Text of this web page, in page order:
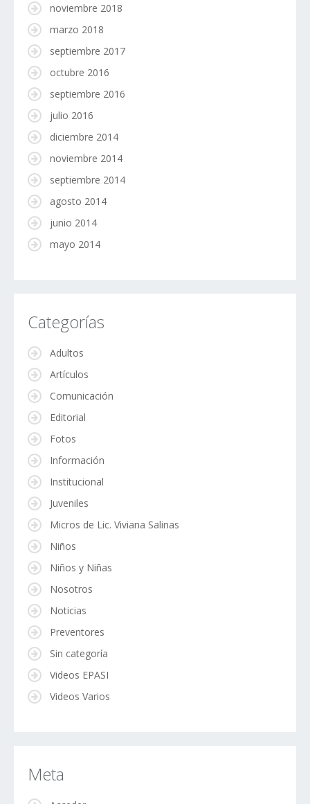
noviembre 2018
marzo 2018
septiembre 2017
octubre 2016
septiembre 2016
julio 2016
diciembre 2014
noviembre 2014
septiembre 2014
agosto 2014
junio 2014
mayo 2014
Categorías
Adultos
Artículos
Comunicación
Editorial
Fotos
Información
Institucional
Juveniles
Micros de Lic. Viviana Salinas
Niños
Niños y Niñas
Nosotros
Noticias
Preventores
Sin categoría
Videos EPASI
Videos Varios
Meta